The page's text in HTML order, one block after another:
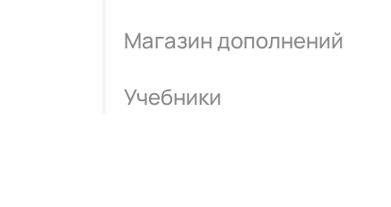
Магазин дополнений
Учебники